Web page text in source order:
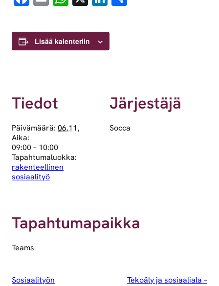
Lisää kalenteriin
Tiedot
Päivämäärä: 06.11.
Aika:
09:00 – 10:00
Tapahtumaluokka:
rakenteellinen
sosiaalityö
Järjestäjä
Socca
Tapahtumapaikka
Teams
Sosiaalityön
Tekoäly ja sosiaaliala –